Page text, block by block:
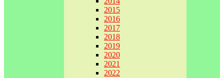
2015
2016
2017
2018
2019
2020
2021
2022